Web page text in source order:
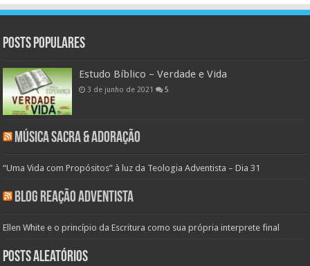
Posts populares
Estudo Bíblico – Verdade e Vida
3 de junho de 2021 5
Música Sacra & Adoração
“Uma Vida com Propósitos” à luz da Teologia Adventista – Dia 31
Blog Reação Adventista
Ellen White e o princípio da Escritura como sua própria interprete final
Posts aleatórios